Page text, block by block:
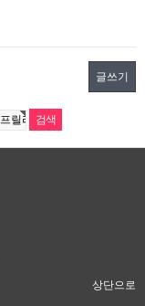
글쓰기
상단으로